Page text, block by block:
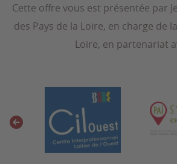
Cette offre vous est présentée par
des Pays de la Loire, en charge de
Loire, en partenariat